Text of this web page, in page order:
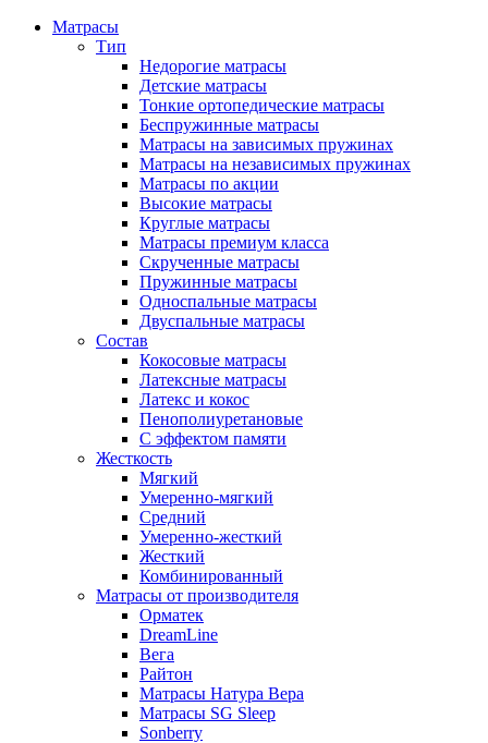
Матрасы
Тип
Недорогие матрасы
Детские матрасы
Тонкие ортопедические матрасы
Беспружинные матрасы
Матрасы на зависимых пружинах
Матрасы на независимых пружинах
Матрасы по акции
Высокие матрасы
Круглые матрасы
Матрасы премиум класса
Скрученные матрасы
Пружинные матрасы
Односпальные матрасы
Двуспальные матрасы
Состав
Кокосовые матрасы
Латексные матрасы
Латекс и кокос
Пенополиуретановые
С эффектом памяти
Жесткость
Мягкий
Умеренно-мягкий
Средний
Умеренно-жесткий
Жесткий
Комбинированный
Матрасы от производителя
Орматек
DreamLine
Вега
Райтон
Матрасы Натура Вера
Матрасы SG Sleep
Sonberry